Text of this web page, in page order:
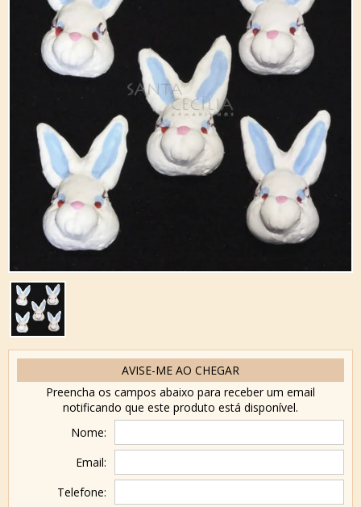
AVISE-ME AO CHEGAR
Preencha os campos abaixo para receber um email
notificando que este produto está disponível.
Nome:
Email:
Telefone: